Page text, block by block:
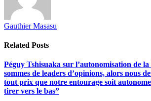
Gauthier Masasu
Related Posts
Péguy Tshisuaka sur l’autonomisation de
sommes de leaders d’opinions, alors nous
tout prix que notre entourage soit
tirer vers le bas”